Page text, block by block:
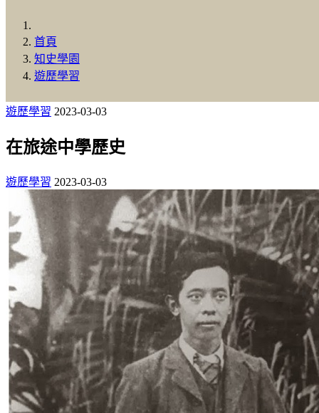
首頁
知史學園
遊歷學習
遊歷學習 2023-03-03
在旅途中學歷史
遊歷學習 2023-03-03